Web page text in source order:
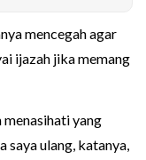
mencegah agar
ijazah jika memang
yang
saya ulang, katanya,